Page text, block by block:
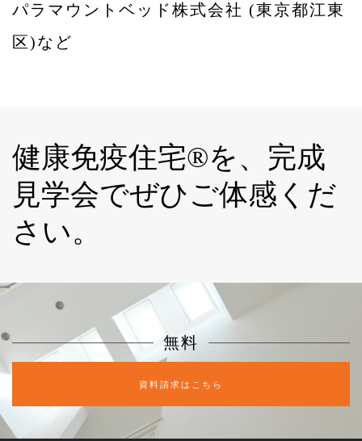
パラマウントベッド株式会社 (東京都江東
区)など
健康免疫住宅®を、完成
見学会でぜひご体感くだ
さい。
無料
資料請求はこちら